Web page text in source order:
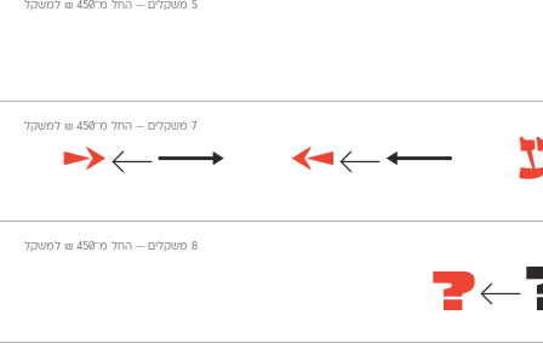
‫5 משקלים — החל מ־ 450
₪ למשקל
‫7 משקלים — החל מ־450
₪ למשקל →←→ ←←←
‫8 משקלים — החל מ־ 450
₪ למשקל
?←